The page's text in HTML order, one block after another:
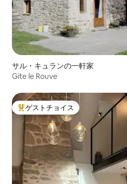
サル・キュランの一軒家
Gite le Rouve
大好評のゲストチョイスです。
ゲストチョイス